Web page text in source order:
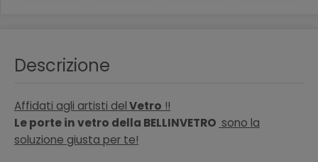
Descrizione
Affidati agli artisti delVetro !!
Le porte in vetro della BELLINVETRO sono la
soluzione giusta per te!